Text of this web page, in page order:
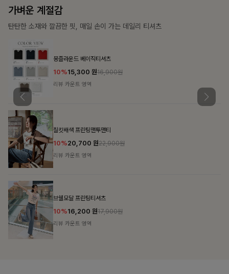
가장 쉬운 코디
특별한 날부터 일상까지 함께하는 룩